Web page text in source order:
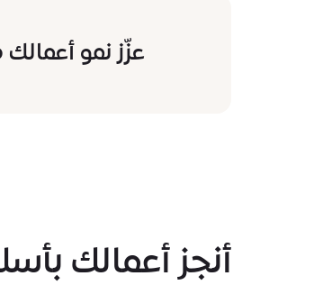
عزّز نمو
أنجز أعمالك